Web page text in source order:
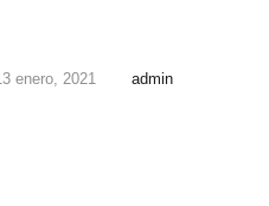
enero, 2021 admin